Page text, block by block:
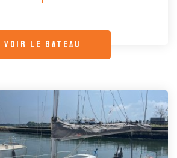
voir le bateau